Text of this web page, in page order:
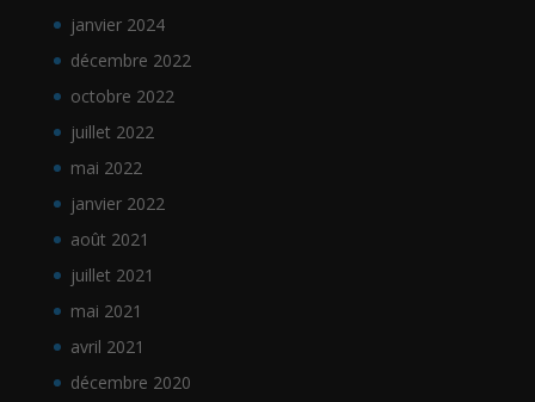
janvier 2024
décembre 2022
octobre 2022
juillet 2022
mai 2022
janvier 2022
août 2021
juillet 2021
mai 2021
avril 2021
décembre 2020